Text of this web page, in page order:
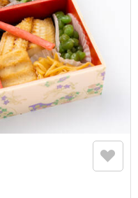
と思います。カレーは
タリだと思います。